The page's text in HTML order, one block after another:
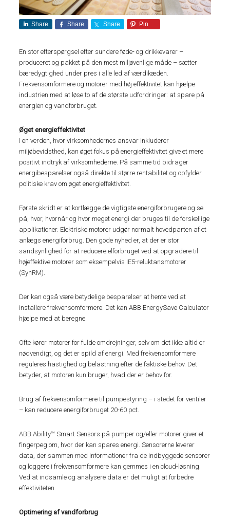
Share Share Share Pin
En stor efterspørgsel efter sundere føde- og drikkevarer –
produceret og pakket på den mest miljøvenlige måde – sætter
bæredygtighed under pres i alle led af værdikæden.
Frekvensomformere og motorer med høj effektivitet kan hjælpe
industrien med at løse to af de største udfordringer: at spare på
energien og vandforbruget.
Øget energieffektivitet
I en verden, hvor virksomhedernes ansvar inkluderer
miljøbevidsthed, kan øget fokus på energieffektivitet give et mere
positivt indtryk af virksomhederne. På samme tid bidrager
energibesparelser også direkte til større rentabilitet og opfylder
politiske krav om øget energieffektivitet.
Første skridt er at kortlægge de vigtigste energiforbrugere og se
på, hvor, hvornår og hvor meget energi der bruges til de forskellige
applikationer. Elektriske motorer udgør normalt hovedparten af et
anlægs energiforbrug. Den gode nyhed er, at der er stor
sandsynlighed for at reducere elforbruget ved at opgradere til
højeffektive motorer som eksempelvis IE5-reluktansmotorer
(SynRM).
Der kan også være betydelige besparelser at hente ved at
installere frekvensomformere. Det kan ABB EnergySave Calculator
hjælpe med at beregne.
Ofte kører motorer for fulde omdrejninger, selv om det ikke altid er
nødvendigt, og det er spild af energi. Med frekvensomformere
reguleres hastighed og belastning efter de faktiske behov. Det
betyder, at motoren kun bruger, hvad der er behov for.
Brug af frekvensomformere til pumpestyring – i stedet for ventiler
– kan reducere energiforbruget 20-60 pct.
ABB Ability™ Smart Sensors på pumper og/eller motorer giver et
fingerpeg om, hvor der kan spares energi. Sensorerne leverer
data, der sammen med informationer fra de indbyggede sensorer
og loggere i frekvensomformere kan gemmes i en cloud-løsning.
Ved at indsamle og analysere data er det muligt at forbedre
effektiviteten.
Optimering af vandforbrug